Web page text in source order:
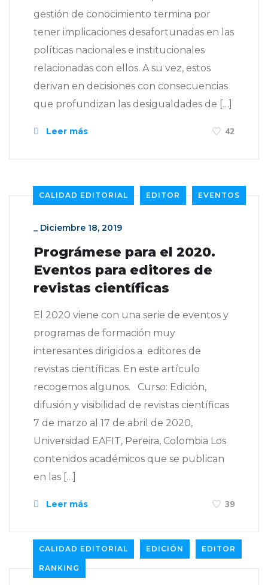
gestión de conocimiento termina por
tener implicaciones desafortunadas en las
políticas nacionales e institucionales
relacionadas con ellos. A su vez, estos
derivan en decisiones con consecuencias
que profundizan las desigualdades de […]
Leer más 42
CALIDAD EDITORIAL EDITOR EVENTOS
_ Diciembre 18, 2019
Prográmese para el 2020.
Eventos para editores de
revistas científicas
El 2020 viene con una serie de eventos y
programas de formación muy
interesantes dirigidos a editores de
revistas científicas. En este artículo
recogemos algunos. Curso: Edición,
difusión y visibilidad de revistas científicas
7 de marzo al 17 de abril de 2020,
Universidad EAFIT, Pereira, Colombia Los
contenidos académicos que se publican
en las […]
Leer más 39
CALIDAD EDITORIAL EDICIÓN EDITOR
RANKING